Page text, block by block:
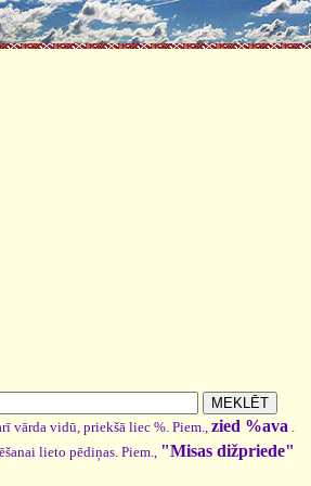
vārda vidū, priekšā liec %. Piem., zied %ava .
lieto pēdiņas. Piem., "Misas dižpriede"